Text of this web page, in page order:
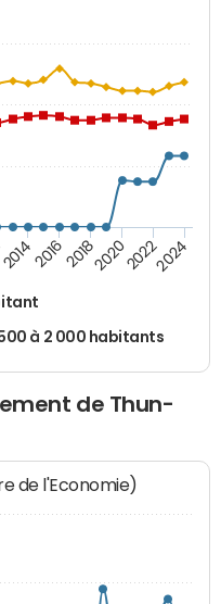
à 2 000 habitants
201420162018202020222024
de Thun-
de l'Economie)